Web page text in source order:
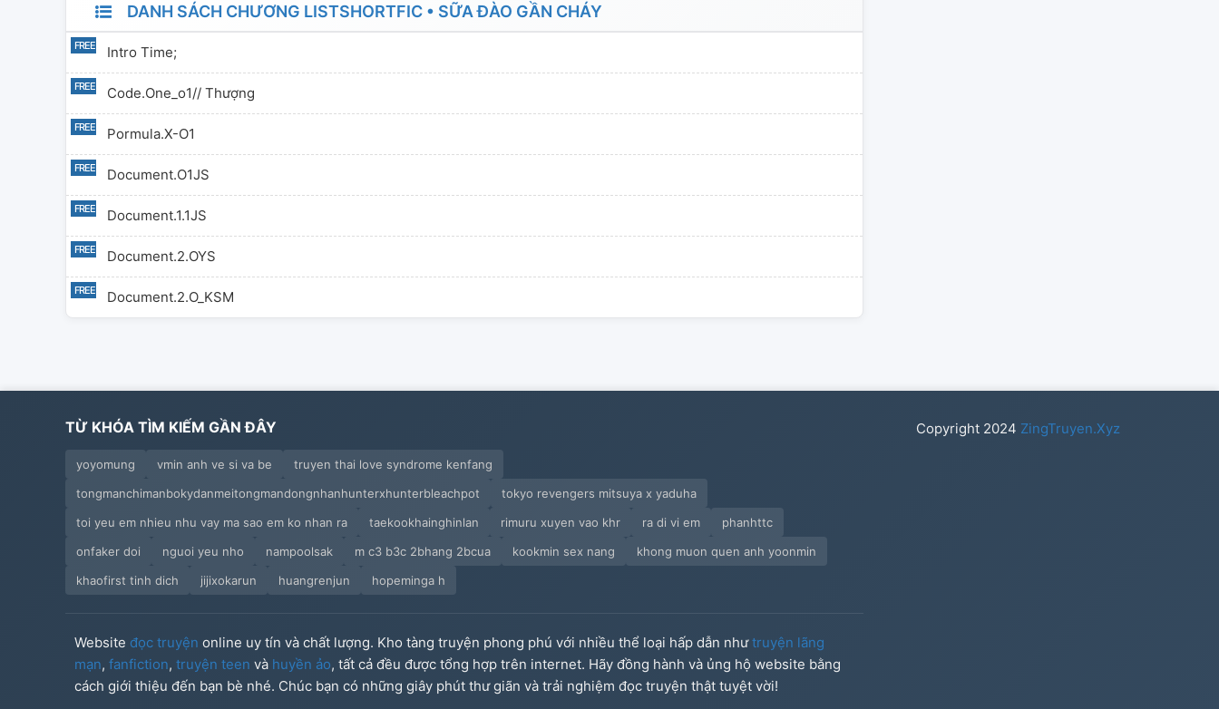
DANH SÁCH CHƯƠNG LISTSHORTFIC • SỮA ĐÀO GẦN CHÁY
Intro Time;
Code.one_o1// Thượng
Pormula.X-O1
Document.o1JS
Document.1.1JS
Document.2.oYS
Document.2.o_KSM
TỪ KHÓA TÌM KIẾM GẦN ĐÂY
yoyomung vmin anh ve si va be
truyen thai love syndrome kenfang
tongmanchimanbokydanmeitongmandongnhanhunterxhunterbleachpot
tokyo revengers mitsuya x yaduha
toi yeu em nhieu nhu vay ma sao em ko nhan ra
taekookhainghinlan rimuru xuyen vao khr ra di vi em
phanhttc
onfaker doi
nguoi yeu nho nampoolsak m c3 b3c 2bhang 2bcua kookmin sex nang
khong muon quen anh yoonmin
khaofirst tinh dich
jijixokarun huangrenjun hopeminga h
Website đọc truyện online uy tín và chất lượng. Kho tàng truyện phong phú với nhiều thể loại hấp dẫn nhưtruyện lãng
mạn, fanfiction, truyện teen và huyền ảo, tất cả đều được tổng hợp trên internet. Hãy đồng hành và ủng hộ website bằng
cách giới thiệu đến bạn bè nhé. Chúc bạn có những giây phút thư giãn và trải nghiệm đọc truyện thật tuyệt vời!
Copyright 2024 ZingTruyen.Xyz